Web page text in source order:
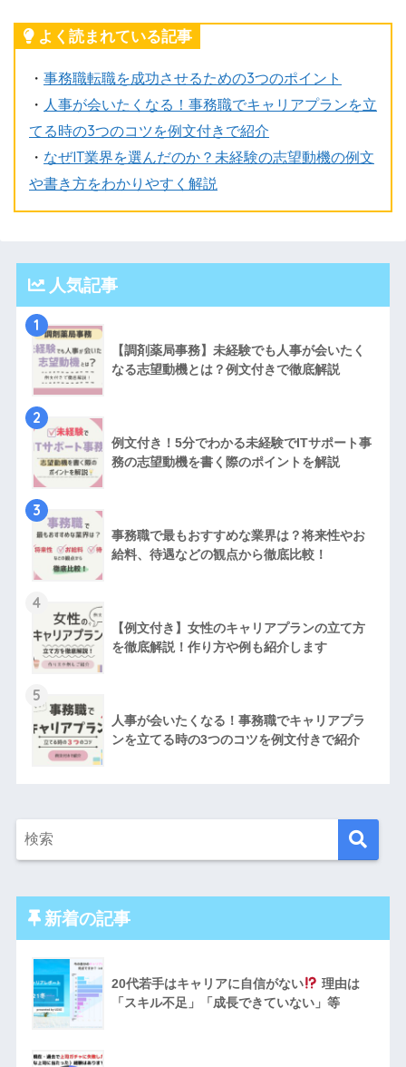
よく読まれている記事
・ 事務職転職を成功させるための3つのポイント
・ 人事が会いたくなる！事務職でキャリアプランを立
てる時の3つのコツを例文付きで紹介
・ なぜIT業界を選んだのか？未経験の志望動機の例文
や書き方をわかりやすく解説
人気記事
1
【調剤薬局事務】未経験でも人事が会いたく
なる志望動機とは？例文付きで徹底解説
2
例文付き！5分でわかる未経験でITサポート事
務の志望動機を書く際のポイントを解説
3
事務職で最もおすすめな業界は？将来性やお
給料、待遇などの観点から徹底比較！
4
【例文付き】女性のキャリアプランの立て方
を徹底解説！作り方や例も紹介します
5
人事が会いたくなる！事務職でキャリアプラ
ンを立てる時の3つのコツを例文付きで紹介
新着の記事
20代若手はキャリアに自信がない
理由は
「スキル不足」「成長できていない」等